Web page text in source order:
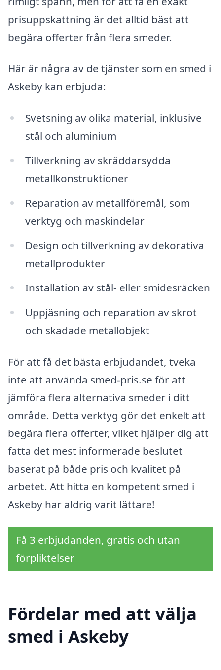
prisuppskattning är det alltid bäst att
begära offerter från flera smeder.
Här är några av de tjänster som en smed i
Askeby kan erbjuda:
Svetsning av olika material, inklusive
stål och aluminium
Tillverkning av skräddarsydda
metallkonstruktioner
Reparation av metallföremål, som
verktyg och maskindelar
Design och tillverkning av dekorativa
metallprodukter
Installation av stål- eller smidesräcken
Uppjäsning och reparation av skrot
och skadade metallobjekt
För att få det bästa erbjudandet, tveka
inte att använda smed-pris.se för att
jämföra flera alternativa smeder i ditt
område. Detta verktyg gör det enkelt att
begära flera offerter, vilket hjälper dig att
fatta det mest informerade beslutet
baserat på både pris och kvalitet på
arbetet. Att hitta en kompetent smed i
Askeby har aldrig varit lättare!
Få 3 erbjudanden, gratis och utan
förpliktelser
Fördelar med att välja
smed i Askeby